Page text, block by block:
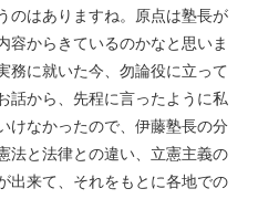
のはありますね。原点は塾長が
容からきているのかなと思いま
務に就いた今、勿論役に立って
話から、先程に言ったように私
けなかったので、伊藤塾長の分
法と法律との違い、立憲主義の
出来て、それをもとに各地での